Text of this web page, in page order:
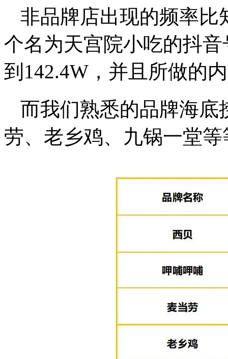
非品牌店出现的频率比
个名为天宫院小吃的抖
到142.4W，并且所做的
而我们熟悉的品牌海底
劳、老乡鸡、九锅一堂